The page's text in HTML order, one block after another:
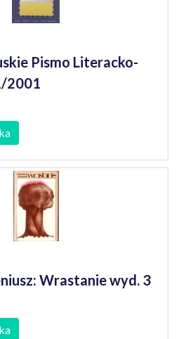
Pismo Literacko-
2001
Wrastanie wyd. 3